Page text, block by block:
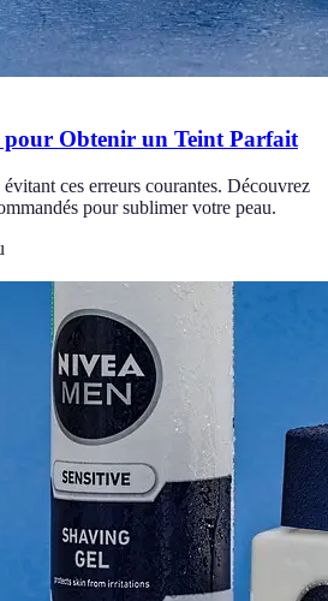
Obtenir un Teint Parfait
ces erreurs courantes. Découvrez
pour sublimer votre peau.